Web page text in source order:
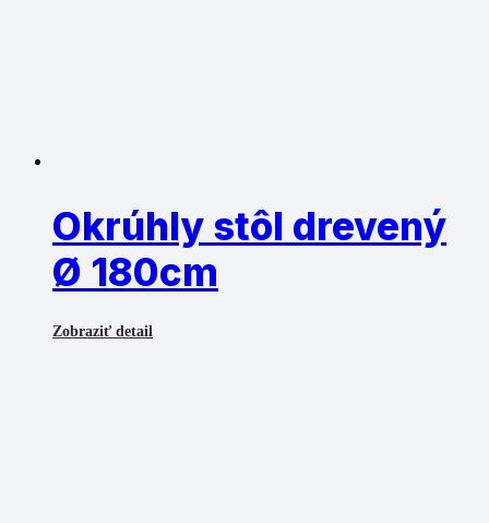
Okrúhly stôl drevený
Ø 180cm
Zobraziť detail